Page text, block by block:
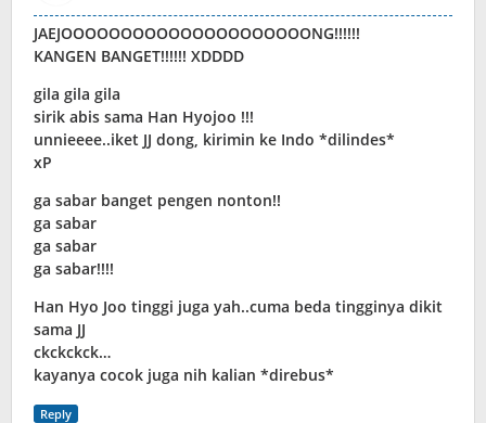
JAEJOOOOOOOOOOOOOOOOOOOOONG!!!!!!
KANGEN BANGET!!!!!! XDDDD
gila gila gila
sirik abis sama Han Hyojoo !!!
unnieeee..iket JJ dong, kirimin ke Indo *dilindes*
xP
ga sabar banget pengen nonton!!
ga sabar
ga sabar
ga sabar!!!!
Han Hyo Joo tinggi juga yah..cuma beda tingginya dikit
sama JJ
ckckckck…
kayanya cocok juga nih kalian *direbus*
Reply